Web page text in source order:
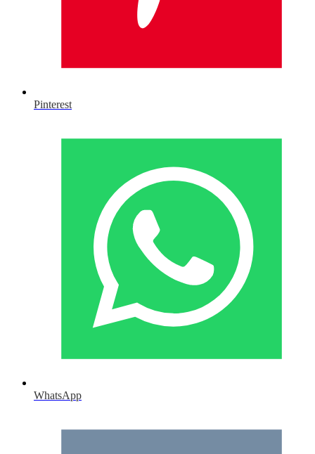
Pinterest
WhatsApp